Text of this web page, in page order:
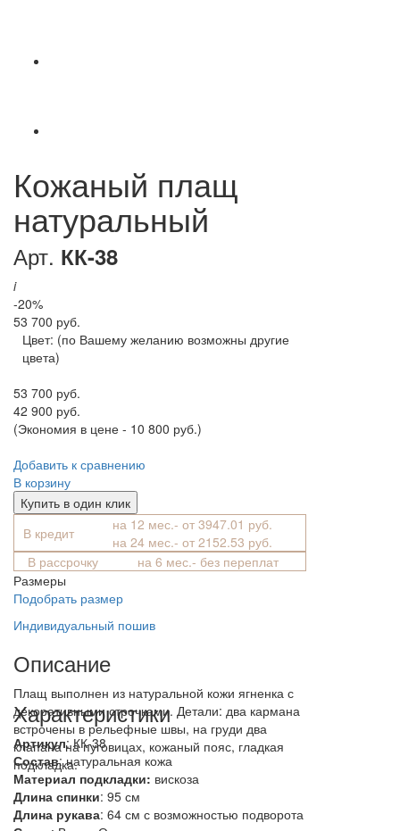
Кожаный плащ
натуральный
Арт. КК-38
i
-20%
53 700 руб.
Цвет: (по Вашему желанию возможны другие
цвета)
53 700 руб.
42 900 руб.
(Экономия в цене - 10 800 руб.)
Добавить к сравнению
В корзину
Купить в один клик
В кредит
на 12 мес.- от 3947.01 руб.
на 24 мес.- от 2152.53 руб.
В рассрочку
на 6 мес.- без переплат
Размеры
Подобрать размер
Индивидуальный пошив
Описание
Плащ выполнен из натуральной кожи ягненка с
декоративными строчками. Детали: два кармана
встрочены в рельефные швы, на груди два
клапана на пуговицах, кожаный пояс, гладкая
подкладка.
Характеристики
Артикул: КК-38
Состав:натуральная кожа
Материал подкладки: вискоза
Длина спинки: 95 см
Длина рукава: 64 см с возможностью подворота